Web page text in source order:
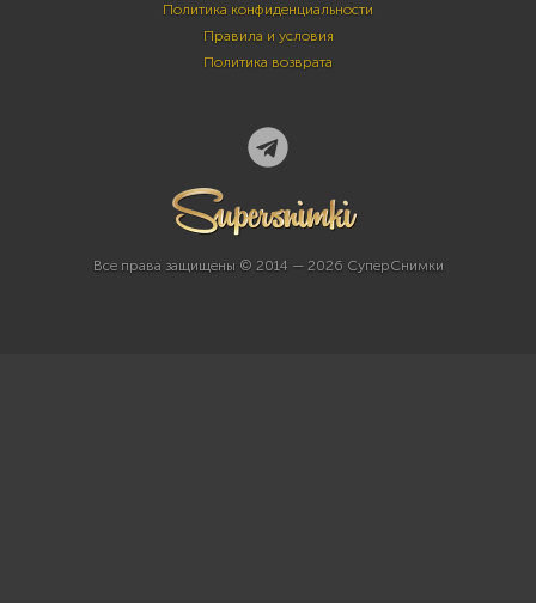
Политика конфиденциальности
Правила и условия
Политика возврата
Все права защищены © 2014 — 2026 СуперСнимки